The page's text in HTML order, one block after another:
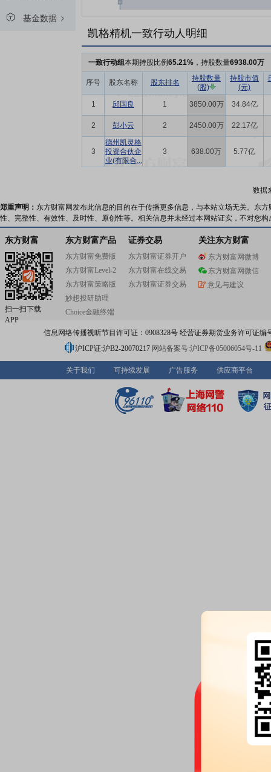
基金数据
凯格精机一致行动人明细
一致行动组本期持股比例65.21% ，持股数量6938.00万
序号 股东名称 股东排名
持股数量
(股)
持股市值
(元)
1 邱国良 1 3850.00万 34.84亿
2 彭小云 2 2450.00万 22.17亿
3
德州凯灵格
投资合伙企
业(有限合...
3 638.00万 5.77亿
数据
郑重声明： 东方财富网发布此信息的目的在于传播更多信息，与本站立场无关。东
性、完整性、有效性、及时性、原创性等。相关信息并未经过本网站证实，不对您
东方财富
扫一扫下载
APP
东方财富产品
东方财富免费版
东方财富Level-2
东方财富策略版
妙想投研助理
Choice金融终端
证券交易
东方财富证券开户
东方财富在线交易
东方财富证券交易
关注东方财富
东方财富网微博
东方财富网微信
意见与建议
信息网络传播视听节目许可证：0908328号 经营证券期货业务许可证编
沪ICP证:沪B2-20070217 网站备案号:沪ICP备05006054号-11
关于我们 可持续发展 广告服务 供应商平台